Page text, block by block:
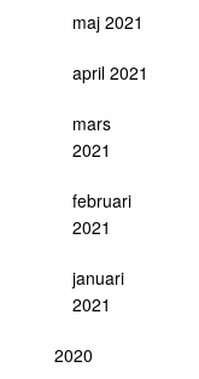
maj 2021
april 2021
mars
2021
februari
2021
januari
2021
2020